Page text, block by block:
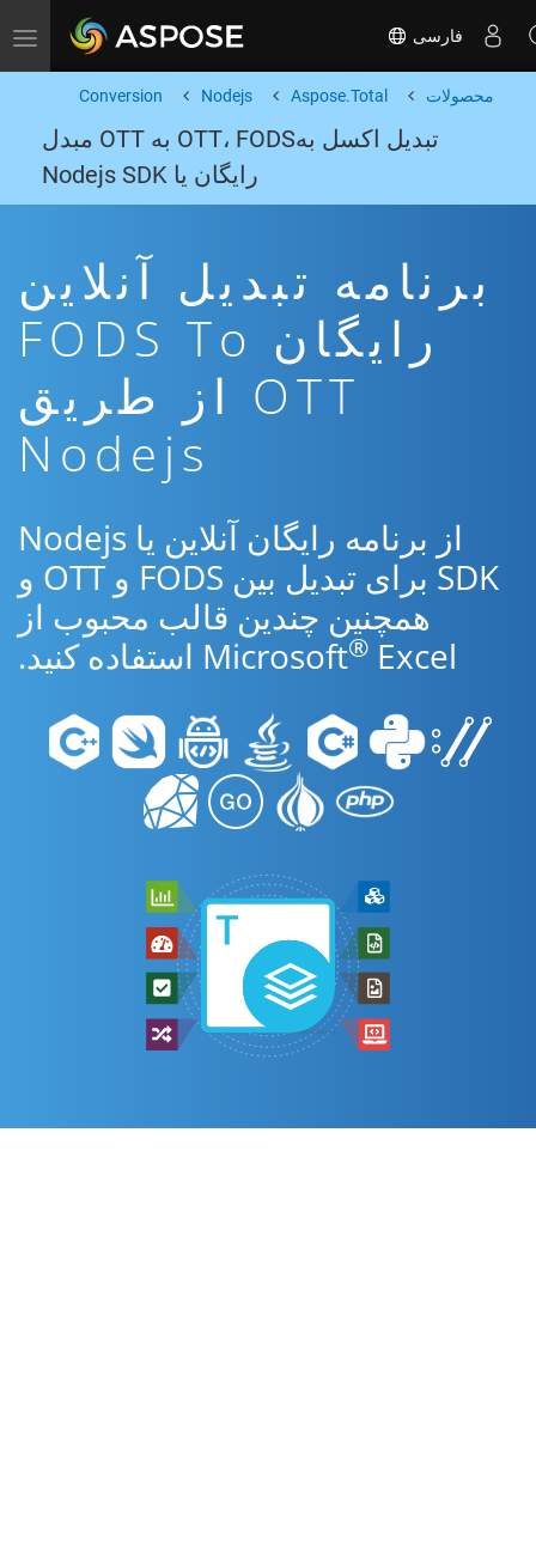
Toggle navigation فارسی
محصولات Aspose.Total
Nodejs
Conversion
تبدیل اکسل بهOTT، FODS به OTT مبدل
رایگان یا Nodejs SDK
برنامه تبدیل آنلاین
رایگان FODS To
OTT از طریق
Nodejs
از برنامه رایگان آنلاین یا Nodejs
SDK برای تبدیل بین FODS و OTT و
همچنین چندین قالب محبوب از
Microsoft® Excel استفاده کنید.